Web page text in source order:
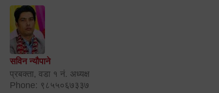
सविन न्यौपाने
प्रबक्ता, वडा १ नं. अध्यक्ष
Phone: ९८५५०६७३३७